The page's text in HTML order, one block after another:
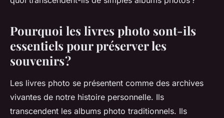
Pourquoi les livres photo sont-ils
essentiels pour préserver les
souvenirs ?
Les livres photo se présentent comme des archives
vivantes de notre histoire personnelle. Ils
transcendent les albums photo traditionnels. Ils